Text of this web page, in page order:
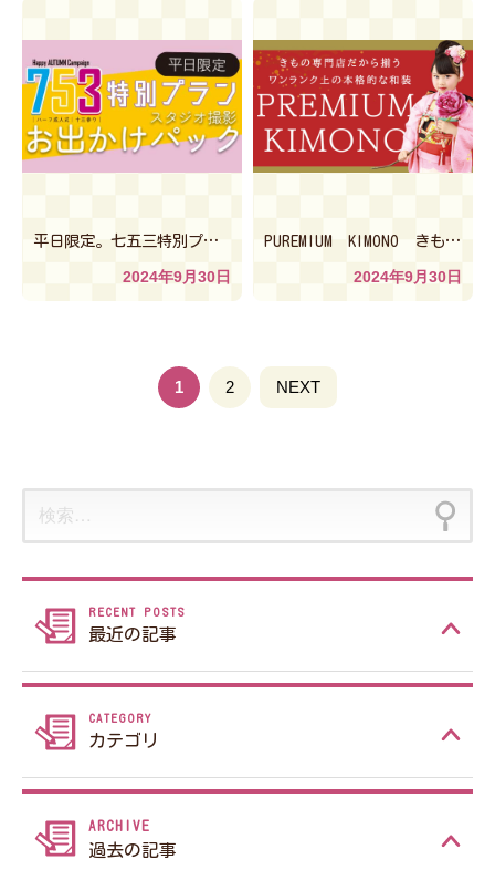
平日限定。七五三特別プラン★スタジオ撮影おでかけパック♪
2024年9月30日
PUREMIUM KIMONO きもの専門店だから揃うワンランク上の本格的な和装。
2024年9月30日
1
固
ー
2 NEXT
最近の記事
カテゴリ
過去の記事